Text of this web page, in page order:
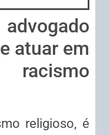
atuar em
religioso, é